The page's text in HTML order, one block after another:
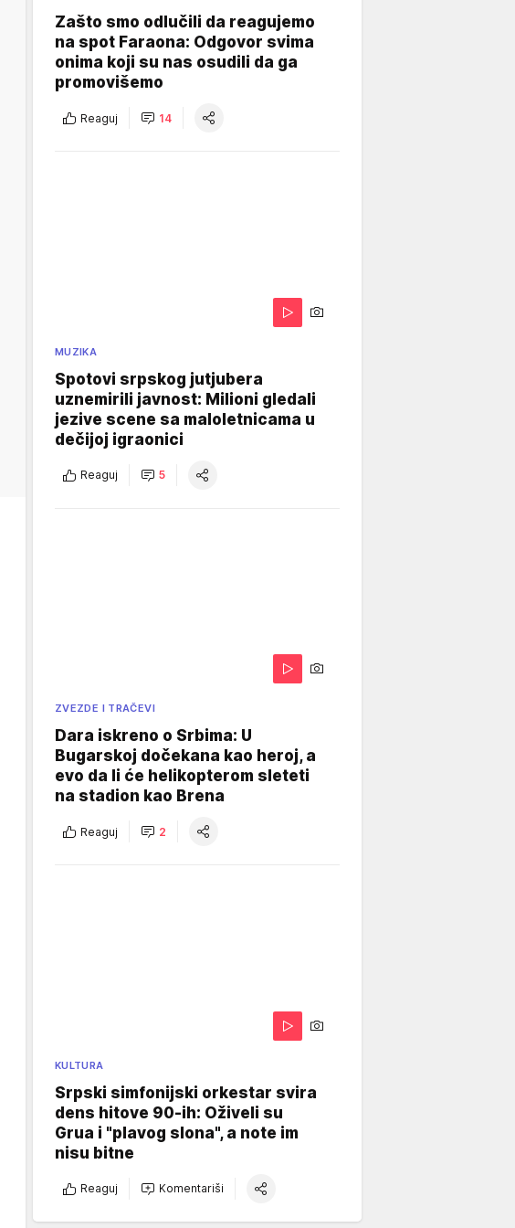
Zašto smo odlučili da reagujemo
na spot Faraona: Odgovor svima
onima koji su nas osudili da ga
promovišemo
Reaguj 14
MUZIKA
Spotovi srpskog jutjubera
uznemirili javnost: Milioni gledali
jezive scene sa maloletnicama u
dečijoj igraonici
Reaguj 5
ZVEZDE I TRAČEVI
Dara iskreno o Srbima: U
Bugarskoj dočekana kao heroj, a
evo da li će helikopterom sleteti
na stadion kao Brena
Reaguj 2
KULTURA
Srpski simfonijski orkestar svira
dens hitove 90-ih: Oživeli su
Grua i "plavog slona", a note im
nisu bitne
Reaguj Komentariši